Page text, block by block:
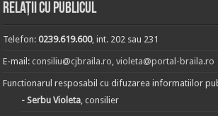
Relații cu publicul
Telefon:0239.619.600, int. 202 sau 231
E-mail:consiliu@cjbraila.ro,violeta@portal-braila.ro
Functionarul resposabil cu difuzarea informatiilor
- Serbu Violeta, consilier